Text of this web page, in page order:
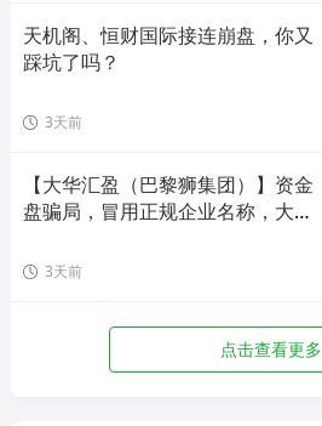
天机阁、恒财国际接连崩盘，你又
踩坑了吗？
3天前
【大华汇盈（巴黎狮集团）】资金
盘骗局，冒用正规企业名称，大量
3天前
点击查看更多